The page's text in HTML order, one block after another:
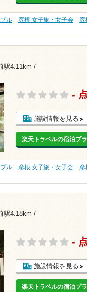
ル 彦根 女子旅・女子会 彦
駅4.11km /
- 点
施設情報を見る
楽天トラベルの宿泊プ
ル 彦根 女子旅・女子会 彦
駅4.18km /
- 点
施設情報を見る
楽天トラベルの宿泊プ